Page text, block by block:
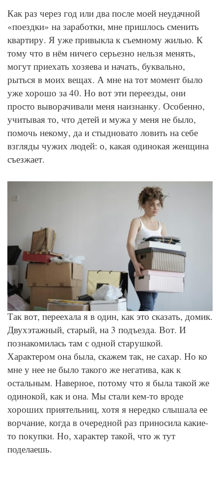
Как раз через год или два после моей неудачной
«поездки» на заработки, мне пришлось сменить
квартиру. Я уже привыкла к съемному жилью. К
тому что в нём ничего серьезно нельзя менять,
могут приехать хозяева и начать, буквально,
рыться в моих вещах. А мне на тот момент было
уже хорошо за 40. Но вот эти переезды, они
просто выворачивали меня наизнанку. Особенно,
учитывая то, что детей и мужа у меня не было,
помочь некому, да и стыдновато ловить на себе
взгляды чужих людей: о, какая одинокая женщина
съезжает.
© Pexels
Так вот, переехала я в один, как это сказать, домик.
Двухэтажный, старый, на 3 подъезда. Вот. И
познакомилась там с одной старушкой.
Характером она была, скажем так, не сахар. Но ко
мне у нее не было такого же негатива, как к
остальным. Наверное, потому что я была такой же
одинокой, как и она. Мы стали кем-то вроде
хороших приятельниц, хотя я нередко слышала ее
ворчание, когда в очередной раз приносила какие-
то покупки. Но, характер такой, что ж тут
поделаешь.